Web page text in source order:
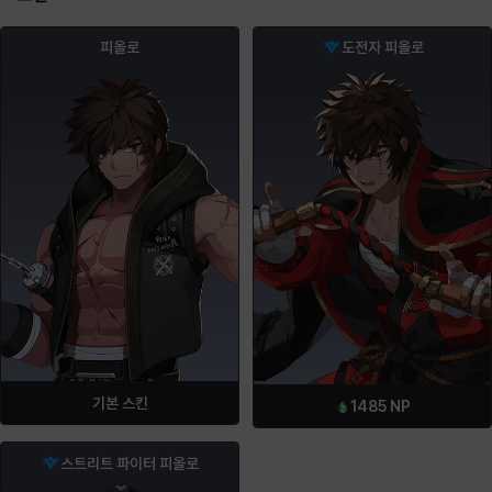
피올로
기본 스킨
도전자 피올로
1485NP
스트리트 파이터 피올로